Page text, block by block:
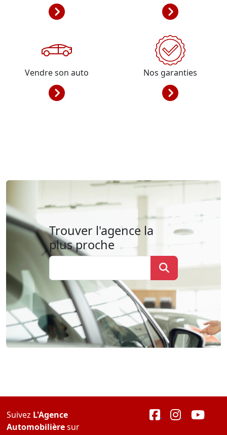
Vendre son auto Nos garanties
Trouver l'agence la
plus proche
Suivez L'Agence
Automobilièresur